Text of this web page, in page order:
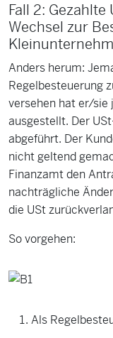
Fall 2:
Wechsel zur
Anders herum:
Regelbesteuerung
versehen hat er/sie
ausgestellt. Der
abgeführt. Der
nicht geltend
Finanzamt den
nachträgliche
die USt
So vorgehen:
Als